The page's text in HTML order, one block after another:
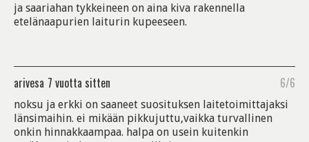
ja saariahan tykkeineen on aina kiva rakennella
etelänaapurien laiturin kupeeseen.
arivesa 7 vuotta sitten 6/6
noksu ja erkki on saaneet suosituksen laitetoimittajaksi
länsimaihin. ei mikään pikkujuttu,vaikka turvallinen
onkin hinnakkaampaa. halpa on usein kuitenkin